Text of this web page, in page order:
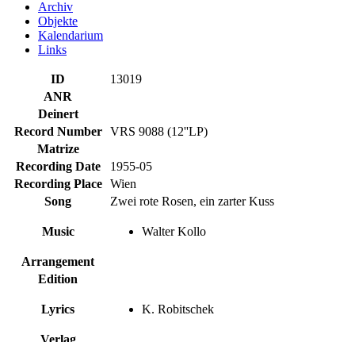
Archiv
Objekte
Kalendarium
Links
ID
13019
ANR
Deinert
Record Number
VRS 9088 (12''LP)
Matrize
Recording Date
1955-05
Recording Place
Wien
Song
Zwei rote Rosen, ein zarter Kuss
Music Walter Kollo
Arrangement
Edition
Lyrics K. Robitschek
Verlag